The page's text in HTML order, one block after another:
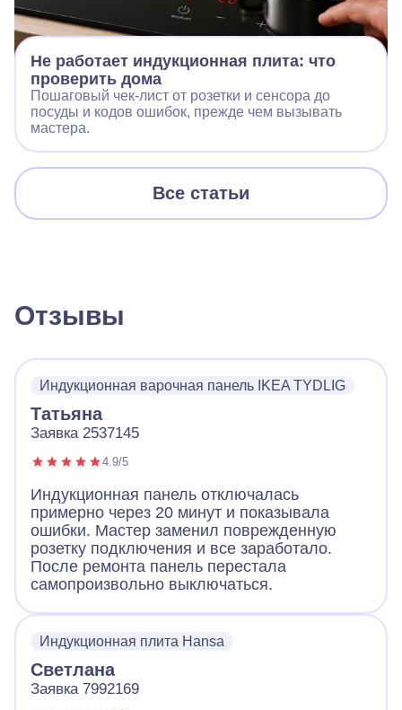
Не работает индукционная плита: что
проверить дома
Пошаговый чек‑лист от розетки и сенсора до
посуды и кодов ошибок, прежде чем вызывать
мастера.
Все статьи
Отзывы
Индукционная варочная панель IKEA TYDLIG
Татьяна
Заявка 2537145
4.9/5
Индукционная панель отключалась
примерно через 20 минут и показывала
ошибки. Мастер заменил поврежденную
розетку подключения и все заработало.
После ремонта панель перестала
самопроизвольно выключаться.
Индукционная плита Hansa
Светлана
Заявка 7992169